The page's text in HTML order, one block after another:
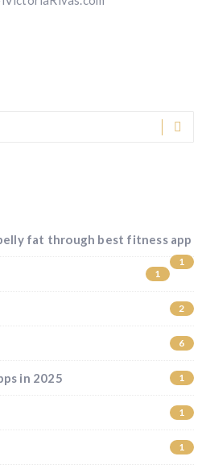
fat through best fitness app
1
1
2
6
in 2025 1
1
1